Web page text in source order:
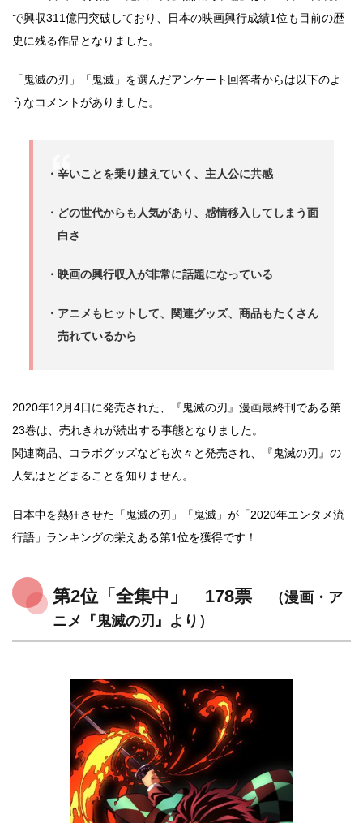
で興収311億円突破しており、日本の映画興行成績1位も目前の歴
史に残る作品となりました。
「鬼滅の刃」「鬼滅」を選んだアンケート回答者からは以下のよ
うなコメントがありました。
・辛いことを乗り越えていく、主人公に共感
・どの世代からも人気があり、感情移入してしまう面
白さ
・映画の興行収入が非常に話題になっている
・アニメもヒットして、関連グッズ、商品もたくさん
売れているから
2020年12月4日に発売された、『鬼滅の刃』漫画最終刊である第
23巻は、売れきれが続出する事態となりました。
関連商品、コラボグッズなども次々と発売され、『鬼滅の刃』の
人気はとどまることを知りません。
日本中を熱狂させた「鬼滅の刃」「鬼滅」が「2020年エンタメ流
行語」ランキングの栄えある第1位を獲得です！
第2位「全集中」 178票
（漫画・ア
ニメ『鬼滅の刃』より）